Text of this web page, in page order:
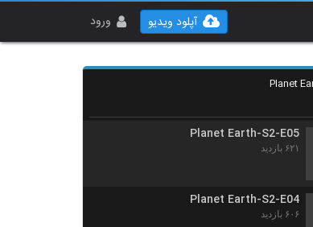
ورود آپلود ویدیو
Planet Earth-S2-E06
۶۲۸ بازدید
Planet Earth-S2-E05
۶۲۱ بازدید
Planet Earth-S2-E04
۶۰۶ بازدید